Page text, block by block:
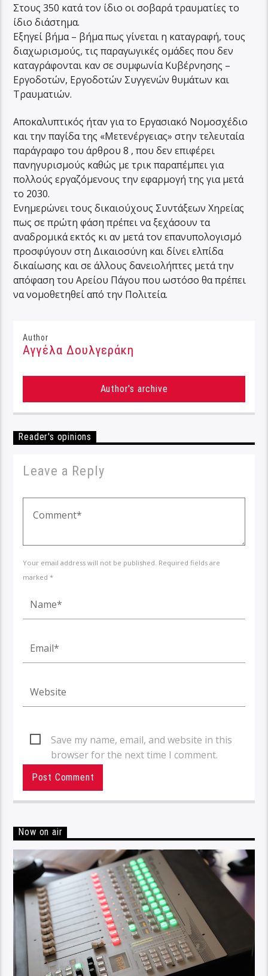
Στους 350 κατά τον ίδιο οι σοβαρά τραυματίες το
ίδιο διάστημα.
Εξηγεί βήμα – βήμα πως γίνεται η καταγραφή, τους
διαχωρισμούς, τις παραγωγικές ομάδες που δεν
καταγράφονται καν σε συμφωνία Κυβέρνησης –
Εργοδοτών, Εργοδοτών Συγγενών θυμάτων και
Τραυματιών.
Αποκαλυπτικός ήταν για το Εργασιακό Νομοσχέδιο
και την παγίδα της «Μετενέργειας» στην τελευταία
παράγραφο του άρθρου 8 , που δεν επιφέρει
πανηγυρισμούς καθώς με τρικ παραπέμπει για
πολλούς εργαζόμενους την εφαρμογή της για μετά
το 2030.
Ενημερώνει τους δικαιούχους Συντάξεων Χηρείας
πως σε πρώτη φάση πρέπει να ξεχάσουν τα
αναδρομικά εκτός κι αν μετά τον επανυπολογισμό
προσφύγουν στη Δικαιοσύνη και δίνει ελπίδα
δικαίωσης και σε άλλους δανειολήπτες μετά την
απόφαση του Αρείου Πάγου που ωστόσο θα πρέπει
να νομοθετηθεί από την Πολιτεία.
Author
Αγγέλα Δουλγεράκη
Author's archive
Reader's opinions
Leave a Reply
Your email address will not be published. Required fields are
marked *
Save my name, email, and website in this
browser for the next time I comment.
Now on air